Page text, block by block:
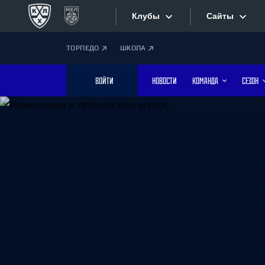
Клубы
Дивизион Боброва
Лада
Сайты
ТОРПЕДО ШКОЛА
ВОЙТИ НОВОСТИ КОМАНДА СЕЗОН